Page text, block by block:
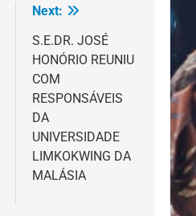
Next:
S.E.DR. JOSÉ
HONÓRIO REUNIU
COM
RESPONSÁVEIS
DA
UNIVERSIDADE
LIMKOKWING DA
MALÁSIA